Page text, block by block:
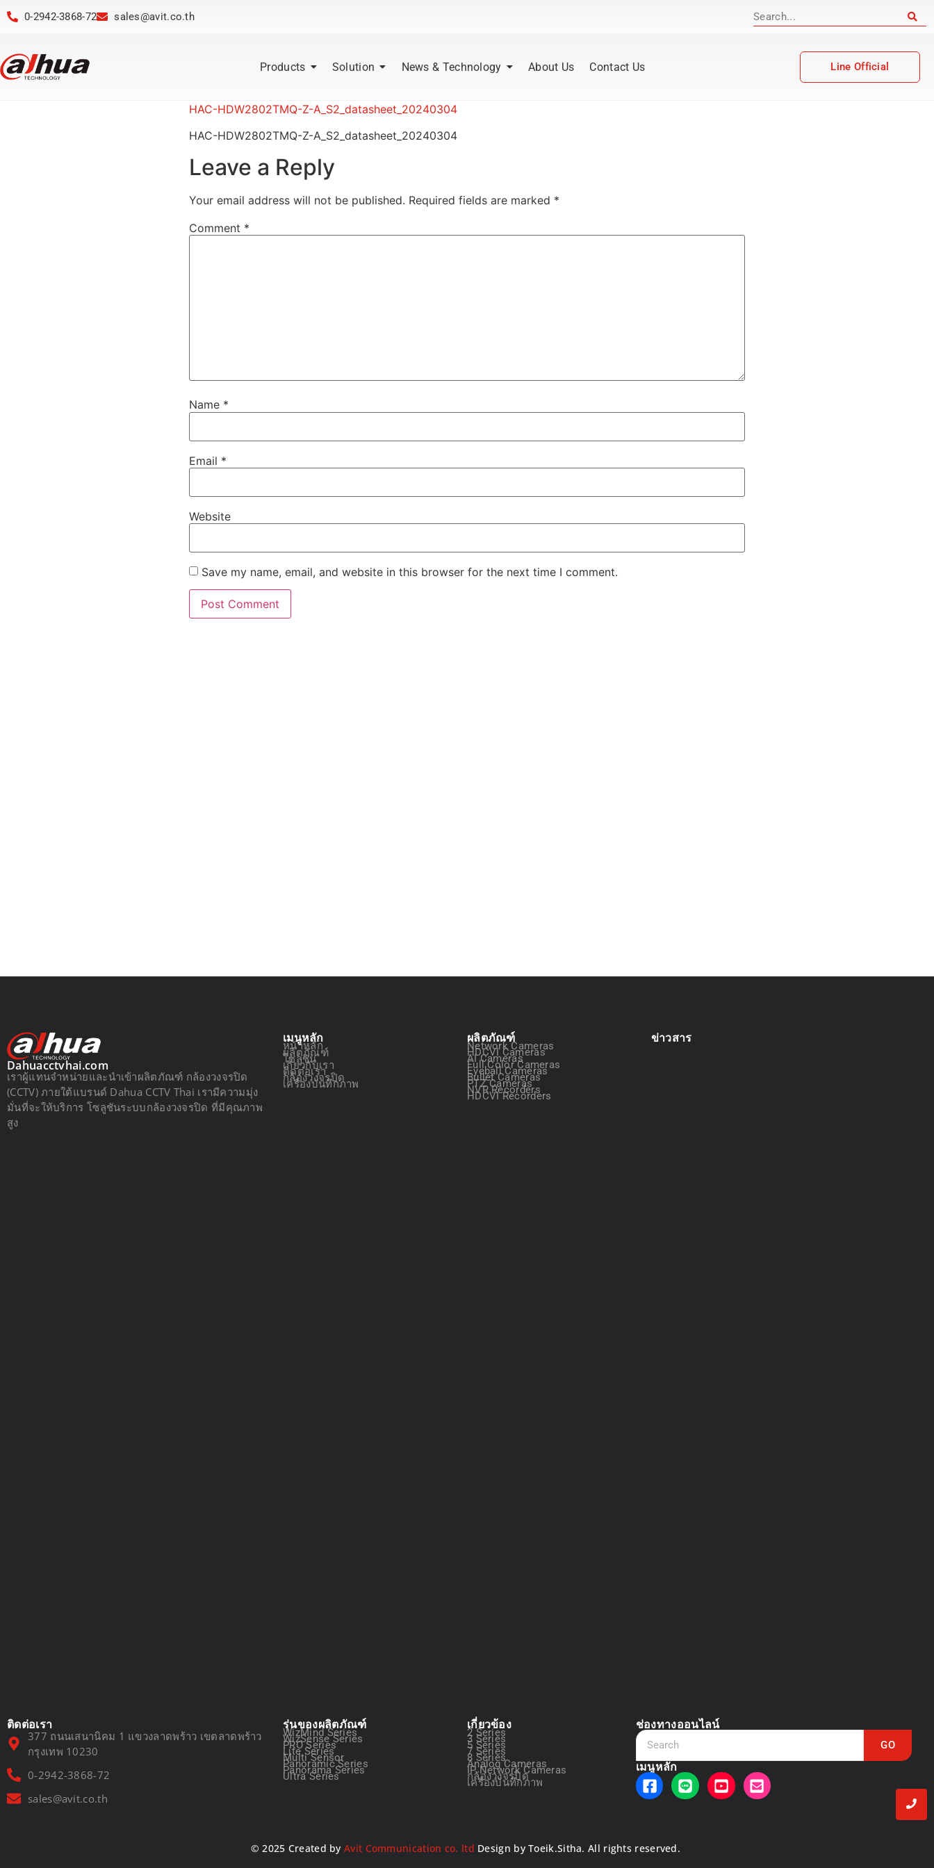
0-2942-3868-72 sales@avit.co.th
Products Solution News & Technology About Us Contact Us Line Official
HAC-HDW2802TMQ-Z-A_S2_datasheet_20240304
HAC-HDW2802TMQ-Z-A_S2_datasheet_20240304
Leave a Reply
Your email address will not be published. Required fields are marked *
Comment *
Name *
Email *
Website
Save my name, email, and website in this browser for the next time I comment.
Dahuacctvhai.com
เราผู้แทนจำหน่ายและนำเข้าผลิตภัณฑ์ กล้องวงจรปิด
(CCTV) ภายใต้แบรนด์ Dahua CCTV Thai เรามีความมุ่ง
มั่นที่จะให้บริการ โซลูชันระบบกล้องวงจรปิด ที่มีคุณภาพ
สูง
เมนูหลัก
หน้าหลัก
ผลิตภัณฑ์
โซลูชัน
เกี่ยวกับเรา
ติดต่อเรา
กล้องวงจรปิด
เครื่องบันทึกภาพ
ผลิตภัณฑ์
Network Cameras
HDCVI Cameras
AI Cameras
Full Color Cameras
Eyeball Cameras
Bullet Cameras
PTZ Cameras
NVR Recorders
HDCVI Recorders
ข่าวสาร
ติดต่อเรา
377 ถนนเสนานิคม 1 แขวงลาดพร้าว เขตลาดพร้าว
กรุงเทพ 10230
0-2942-3868-72
sales@avit.co.th
รุ่นของผลิตภัณฑ์
WizMind Series
WizSense Series
PRO Series
Lite Series
Multi Sensor
Panoramic Series
Panorama Series
Ultra Series
เกี่ยวข้อง
2 Series
3 Series
5 Series
7 Series
8 Series
Analog Cameras
IP Network Cameras
กล้องวงจรปิด
เครื่องบันทึกภาพ
ช่องทางออนไลน์
GO
เมนูหลัก
© 2025 Created byAvit Communication co. ltd Design by Toeik.Sitha. All rights reserved.